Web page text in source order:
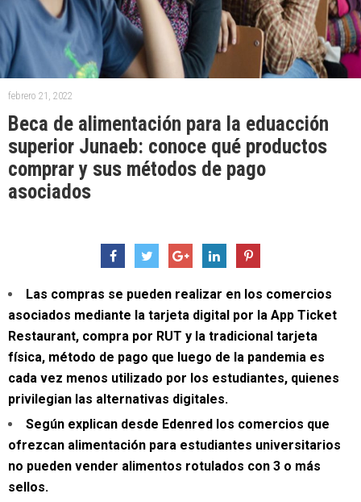
febrero 21, 2022
Beca de alimentación para la eduacción
superior Junaeb: conoce qué productos
comprar y sus métodos de pago
asociados
Las compras se pueden realizar en los comercios
asociados mediante la tarjeta digital por la App Ticket
Restaurant, compra por RUT y la tradicional tarjeta
física, método de pago que luego de la pandemia es
cada vez menos utilizado por los estudiantes, quienes
privilegian las alternativas digitales.
Según explican desde Edenred los comercios que
ofrezcan alimentación para estudiantes universitarios
no pueden vender alimentos rotulados con 3 o más
sellos.